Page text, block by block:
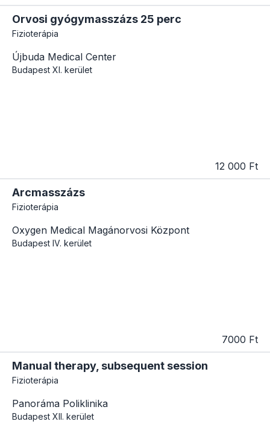
Orvosi gyógymasszázs 25 perc
Fizioterápia
Újbuda Medical Center
Budapest XI. kerület
12 000 Ft
Arcmasszázs
Fizioterápia
Oxygen Medical Magánorvosi Központ
Budapest IV. kerület
7000 Ft
Manual therapy, subsequent session
Fizioterápia
Panoráma Poliklinika
Budapest XII. kerület